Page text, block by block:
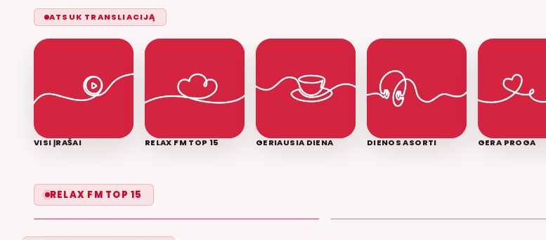
ATSUK TRANSLIACIJĄ
VISI ĮRAŠAI RELAX FM TOP 15 GERIAUSIA DIENA DIENOS ASORTI GERA PROGA
RELAX FM TOP 15
LEISK PRIPAŽINTI
GRUPĖ 2